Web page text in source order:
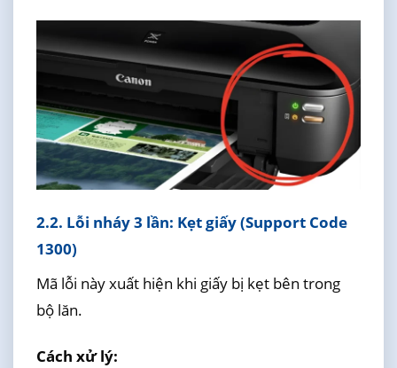
2.2. Lỗi nháy 3 lần: Kẹt giấy (Support Code
1300)
Mã lỗi này xuất hiện khi giấy bị kẹt bên trong
bộ lăn.
Cách xử lý: